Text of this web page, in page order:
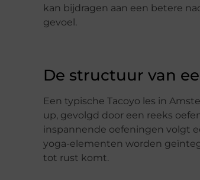
kan bijdragen aan een betere
gevoel.
De structuur van
Een typische Tacoyo les in
up, gevolgd door een reeks
inspannende oefeningen volgt
yoga-elementen worden
tot rust komt.